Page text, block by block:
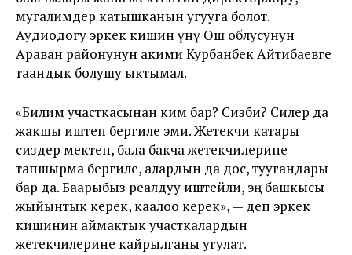
мугалимдер катышканын угууга болот.
Аудиодогу эркек кишин үнү Ош облусунун
Араван районунун акими Курбанбек Айтибаевге
таандык болушу ыктымал.
«Билим участкасынан ким бар? Сизби? Силер да
жакшы иштеп бергиле эми. Жетекчи катары
сиздер мектеп, бала бакча жетекчилерине
тапшырма бергиле, алардын да дос, туугандары
бар да. Баарыбыз реалдуу иштейли, эң башкысы
жыйынтык керек, каалоо керек», — деп эркек
кишинин аймактык участкалардын
жетекчилерине кайрылганы угулат.